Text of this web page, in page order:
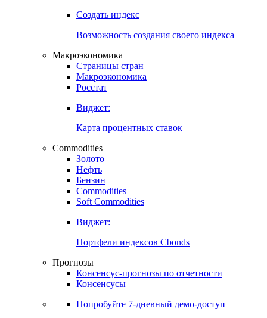
Создать индекс
Возможность создания своего индекса
Макроэкономика
Страницы стран
Макроэкономика
Росстат
Виджет:
Карта процентных ставок
Commodities
Золото
Нефть
Бензин
Commodities
Soft Commodities
Виджет:
Портфели индексов Cbonds
Прогнозы
Консенсус-прогнозы по отчетности
Консенсусы
Попробуйте 7-дневный демо-доступ